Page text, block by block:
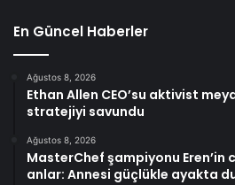
En Güncel Haberler
Ağustos 8, 2026
Ethan Allen CEO’su aktivist
stratejiyi savundu
Ağustos 8, 2026
MasterChef şampiyonu Eren’in
anlar: Annesi güçlükle ayakta